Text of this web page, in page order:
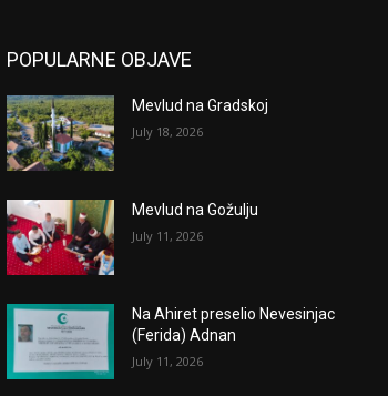
POPULARNE OBJAVE
Mevlud na Gradskoj
July 18, 2026
Mevlud na Gožulju
July 11, 2026
Na Ahiret preselio Nevesinjac
(Ferida) Adnan
July 11, 2026